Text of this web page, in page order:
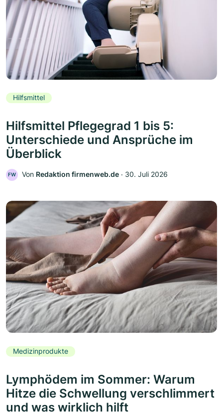
Hilfsmittel
Hilfsmittel Pflegegrad 1 bis 5:
Unterschiede und Ansprüche im
Überblick
FW Von Redaktion firmenweb.de ‧ 30. Juli 2026
Medizinprodukte
Lymphödem im Sommer: Warum
Hitze die Schwellung verschlimmert
und was wirklich hilft